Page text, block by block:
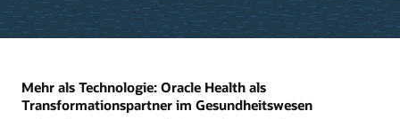
Mehr als Technologie: Oracle Health als
Transformationspartner im Gesundheitswesen